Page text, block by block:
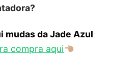
mudas da Jade Azul
compra aqui